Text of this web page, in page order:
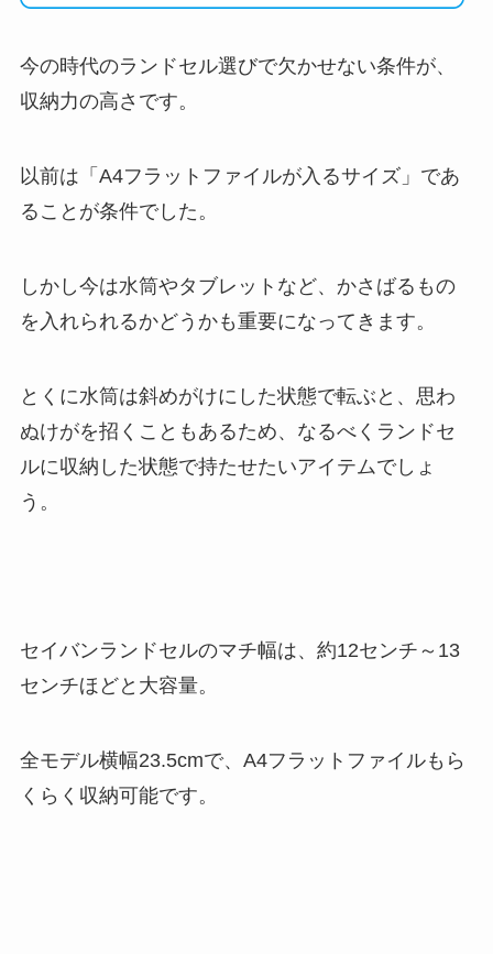
今の時代のランドセル選びで欠かせない条件が、
収納力の高さです。
以前は「A4フラットファイルが入るサイズ」であ
ることが条件でした。
しかし今は水筒やタブレットなど、かさばるもの
を入れられるかどうかも重要になってきます。
とくに水筒は斜めがけにした状態で転ぶと、思わ
ぬけがを招くこともあるため、なるべくランドセ
ルに収納した状態で持たせたいアイテムでしょ
う。
セイバンランドセルのマチ幅は、約12センチ～13
センチほどと大容量。
全モデル横幅23.5cmで、A4フラットファイルもら
くらく収納可能です。